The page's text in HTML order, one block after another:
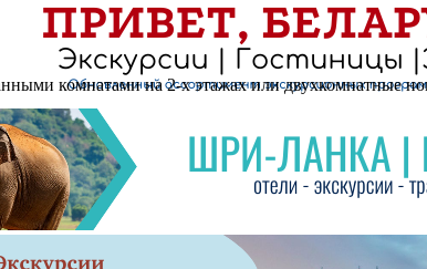
комнатами на 2-х этажах или двухкомнатные